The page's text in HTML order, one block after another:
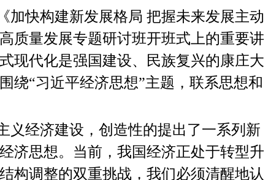
加快构建新发展格局 把握未来发展主动
质量发展专题研讨班开班式上的重要讲
现代化是强国建设、民族复兴的康庄大
绕“习近平经济思想”主题，联系思想和
义经济建设，创造性的提出了一系列新
济思想。当前，我国经济正处于转型升
构调整的双重挑战，我们必须清醒地认